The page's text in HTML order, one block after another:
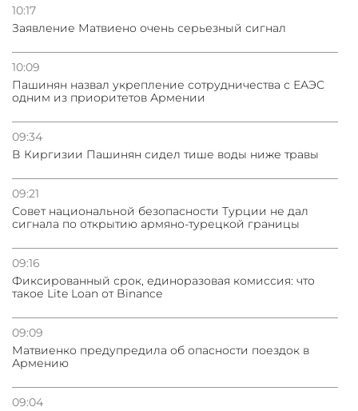
10:17
Заявление Матвиено очень серьезный сигнал
10:09
Пашинян назвал укрепление сотрудничества с ЕАЭС
одним из приоритетов Армении
09:34
В Киргизии Пашинян сидел тише воды ниже травы
09:21
Совет национальной безопасности Турции не дал
сигнала по открытию армяно-турецкой границы
09:16
Фиксированный срок, единоразовая комиссия: что
такое Lite Loan от Binance
09:09
Матвиенко предупредила об опасности поездок в
Армению
09:04